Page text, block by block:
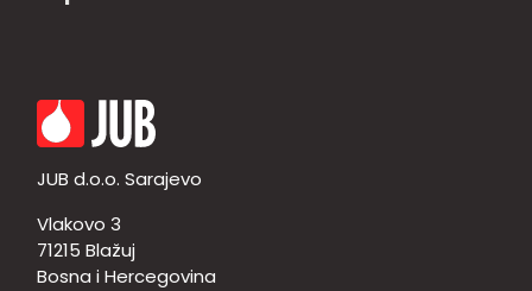
JUB d.o.o. Sarajevo
Vlakovo 3
71215 Blažuj
Bosna i Hercegovina